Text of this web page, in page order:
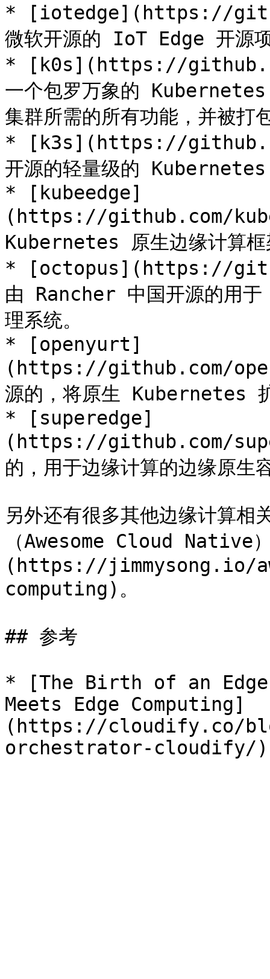
* [iotedge](https://
微软开源的 IoT Edge 开源
* [k0s](https://
一个包罗万象的
集群所需的所有功能，并被打
* [k3s](https://
开源的轻量级的
* [kubeedge]
(https://github.com/
Kubernetes 原生边缘计算框
* [octopus](https://
由 Rancher 中国开源的用
理系统。
* [openyurt]
(https://github.com/
源的，将原生 Kubernetes
* [superedge]
(https://github.com/
的，用于边缘计算的边缘原生
另外还有很多其他边缘计算相
（Awesome Cloud Native
(https://jimmysong.io/
computing)。
## 参考
* [The Birth of an
Meets Edge Computing]
(https://cloudify.co/